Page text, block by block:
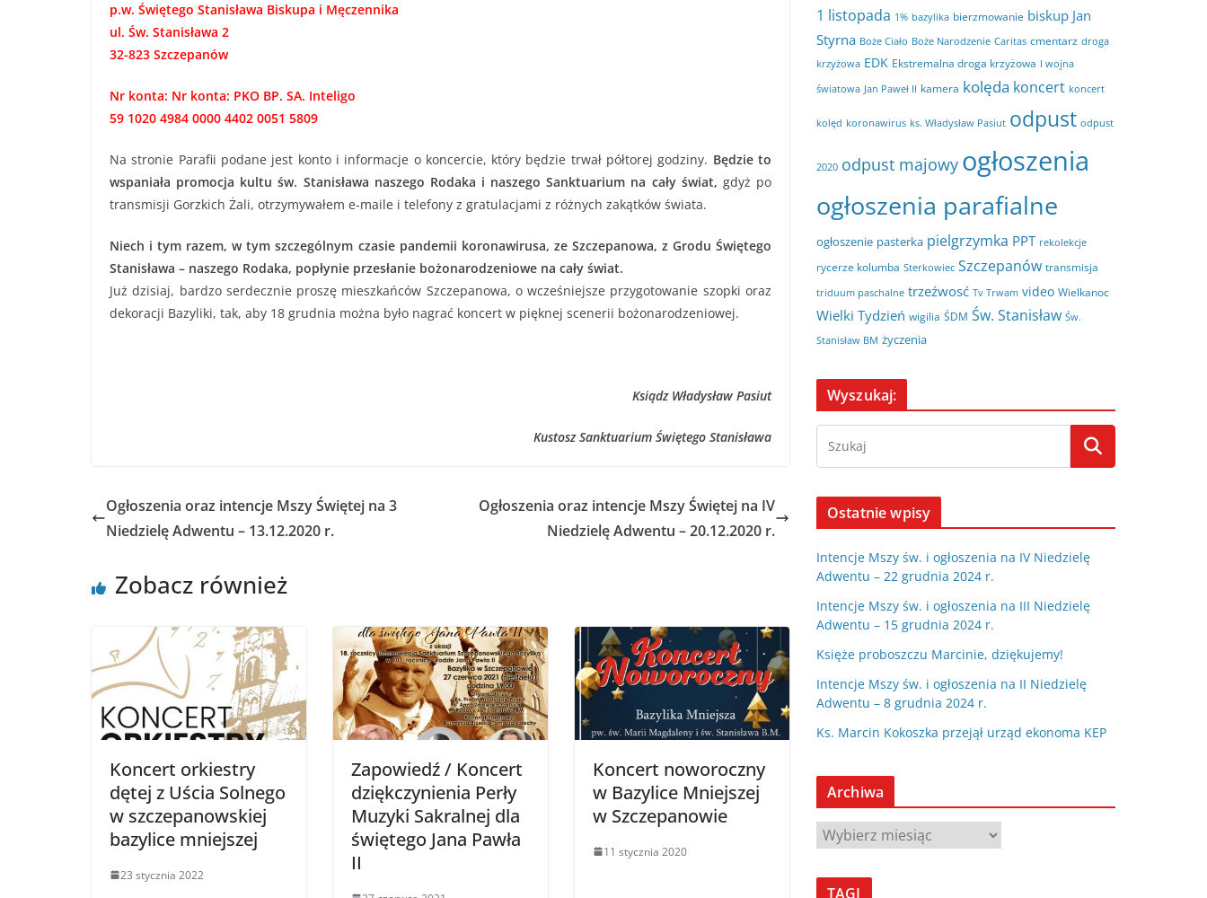
p.w. Świętego Stanisława Biskupa i Męczennika
ul. Św. Stanisława 2
32-823 Szczepanów
Nr konta: Nr konta: PKO BP. SA. Inteligo
59 1020 4984 0000 4402 0051 5809
Na stronie Parafii podane jest konto i informacje o koncercie, który będzie trwał półtorej godziny. Będzie to
wspaniała promocja kultu św. Stanisława naszego Rodaka i naszego Sanktuarium na cały świat, gdyż po
transmisji Gorzkich Żali, otrzymywałem e-maile i telefony z gratulacjami z różnych zakątków świata.
Niech i tym razem, w tym szczególnym czasie pandemii koronawirusa, ze Szczepanowa, z Grodu Świętego
Stanisława – naszego Rodaka, popłynie przesłanie bożonarodzeniowe na cały świat.
Już dzisiaj, bardzo serdecznie proszę mieszkańców Szczepanowa, o wcześniejsze przygotowanie szopki oraz
dekoracji Bazyliki, tak, aby 18 grudnia można było nagrać koncert w pięknej scenerii bożonarodzeniowej.
Ksiądz Władysław Pasiut
Kustosz Sanktuarium Świętego Stanisława
Ogłoszenia oraz intencje Mszy Świętej na 3
Niedzielę Adwentu – 13.12.2020 r.
Ogłoszenia oraz intencje Mszy Świętej na IV
Niedzielę Adwentu – 20.12.2020 r.
Zobacz również
Koncert orkiestry
dętej z Uścia Solnego
w szczepanowskiej
bazylice mniejszej
23 stycznia 2022
Zapowiedź / Koncert
dziękczynienia Perły
Muzyki Sakralnej dla
świętego Jana Pawła
II
Koncert noworoczny
w Bazylice Mniejszej
w Szczepanowie
11 stycznia 2020
1 listopada 1% bazylika bierzmowanie biskup Jan
Styrna Boże Ciało Boże Narodzenie Caritas cmentarz droga
krzyżowa EDK Ekstremalna droga krzyżowa I wojna
światowa Jan Paweł II kamera kolęda koncert koncert
kolęd koronawirus ks. Władysław Pasiut odpust odpust
2020 odpust majowy ogłoszenia
ogłoszenia parafialne
ogłoszenie pasterka pielgrzymka PPT rekolekcje
rycerze kolumba Sterkowiec Szczepanów transmisja
triduum paschalne trzeźwosć Tv Trwam video Wielkanoc
Wielki Tydzień wigilia ŚDM Św. Stanisław Św.
Stanisław BM życzenia
Wyszukaj:
Ostatnie wpisy
Intencje Mszy św. i ogłoszenia na IV Niedzielę
Adwentu – 22 grudnia 2024 r.
Intencje Mszy św. i ogłoszenia na III Niedzielę
Adwentu – 15 grudnia 2024 r.
Księże proboszczu Marcinie, dziękujemy!
Intencje Mszy św. i ogłoszenia na II Niedzielę
Adwentu – 8 grudnia 2024 r.
Ks. Marcin Kokoszka przejął urząd ekonoma KEP
Archiwa
A
r
c
TAGI